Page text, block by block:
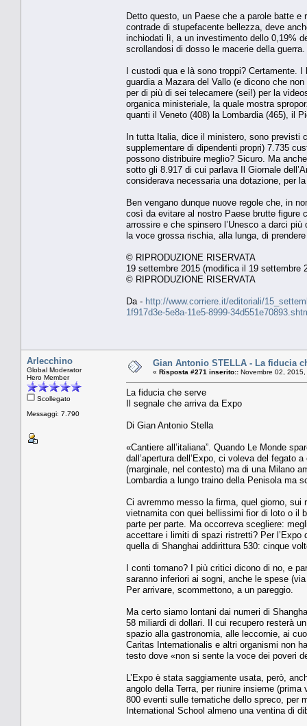
Detto questo, un Paese che a parole batte
contrade di stupefacente bellezza, deve
inchiodati lì, a un investimento dello 0,19%
scrollandosi di dosso le macerie della guerra.
I custodi qua e là sono troppi? Certamente.
guardia a Mazara del Vallo (e dicono che
per di più di sei telecamere (sei!) per la
organica ministeriale, la quale mostra
quanti il Veneto (408) la Lombardia (465), il
In tutta Italia, dice il ministero, sono previsti
supplementare di dipendenti propri) 7.735
possono distribuire meglio? Sicuro. Ma
sotto gli 8.917 di cui parlava Il Giornale
considerava necessaria una dotazione, per
Ben vengano dunque nuove regole che, in
così da evitare al nostro Paese brutte figure
arrossire e che spinsero l’Unesco a darci
la voce grossa rischia, alla lunga, di
© RIPRODUZIONE RISERVATA
19 settembre 2015 (modifica il 19 settembre
© RIPRODUZIONE RISERVATA
Da - http://www.corriere.it/editoriali/
1f917d3e-5e8a-11e5-8999-
Arlecchino
Global Moderator
Hero Member
Scollegato
Messaggi: 7.790
Gian Antonio STELLA - La fiducia
« Risposta #271 inserito:: Novembre 02,
La fiducia che serve
Il segnale che arriva da Expo
Di Gian Antonio Stella
«Cantiere all’italiana”. Quando Le Monde
dall’apertura dell’Expo, ci voleva del fegato
(marginale, nel contesto) ma di una Milano
Lombardia a lungo traino della Penisola ma
Ci avremmo messo la firma, quel giorno,
vietnamita con quei bellissimi fior di loto o il
parte per parte. Ma occorreva scegliere:
accettare i limiti di spazi ristretti? Per l’Expo
quella di Shanghai addirittura 530: cinque
I conti tornano? I più critici dicono di no, e
saranno inferiori ai sogni, anche le spese
Per arrivare, scommettono, a un pareggio.
Ma certo siamo lontani dai numeri di
58 miliardi di dollari. Il cui recupero resterà
spazio alla gastronomia, alle leccornie, ai
Caritas Internationalis e altri organismi non
testo dove «non si sente la voce dei poveri
L’Expo è stata saggiamente usata, però,
angolo della Terra, per riunire insieme
800 eventi sulle tematiche dello spreco, per
International School almeno una ventina di